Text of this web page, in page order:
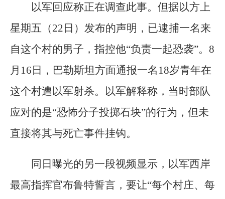
以军回应称正在调查此事。但据以方上
星期五（22日）发布的声明，已逮捕一名来
自这个村的男子，指控他“负责一起恐袭”。8
月16日，巴勒斯坦方面通报一名18岁青年在
这个村遭以军射杀。以军解释称，当时部队
应对的是“恐怖分子投掷石块”的行为，但未
直接将其与死亡事件挂钩。
同日曝光的另一段视频显示，以军西岸
最高指挥官布鲁特誓言，要让“每个村庄、每